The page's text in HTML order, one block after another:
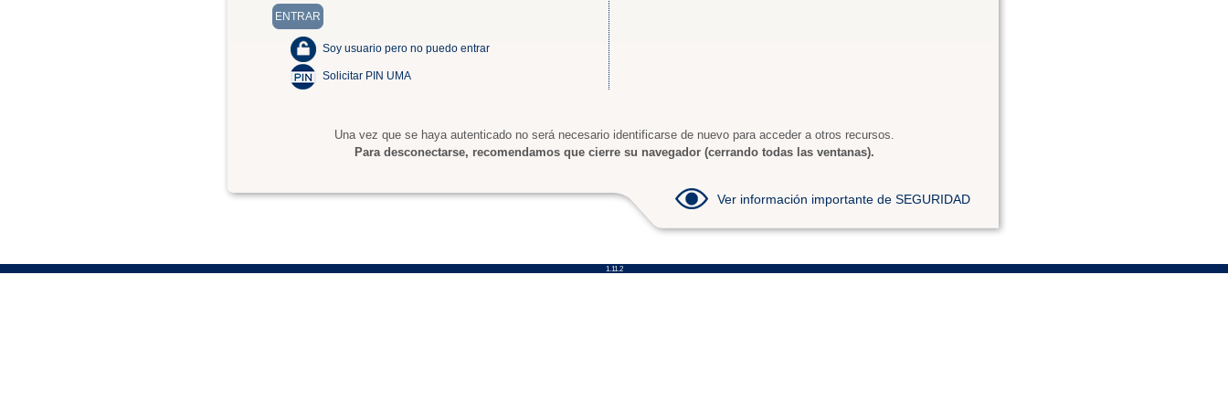
Soy usuario pero no puedo entrar
Solicitar PIN UMA
Una vez que se haya autenticado no será necesario identificarse de nuevo para acceder a otros recursos.
Para desconectarse, recomendamos que cierre su navegador (cerrando todas las ventanas).
Ver información importante de SEGURIDAD
1.11.2